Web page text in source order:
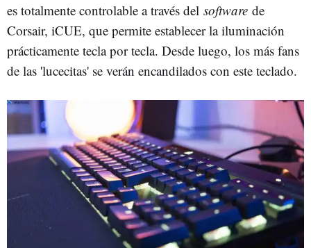
es totalmente controlable a través del software de
Corsair, iCUE, que permite establecer la iluminación
prácticamente tecla por tecla. Desde luego, los más fans
de las 'lucecitas' se verán encandilados con este teclado.